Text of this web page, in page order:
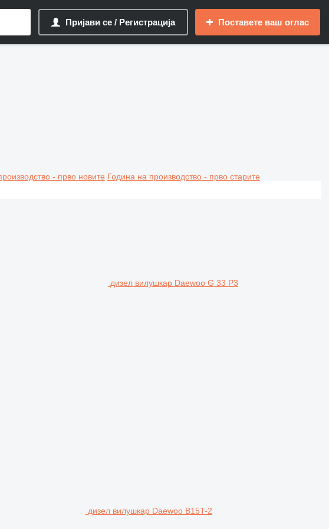
Пријави се / Регистрација Поставете ваш оглас
- прво новите Година на производство - прво старите
дизел вилушкар Daewoo G 33 P3
дизел вилушкар Daewoo B15T-2